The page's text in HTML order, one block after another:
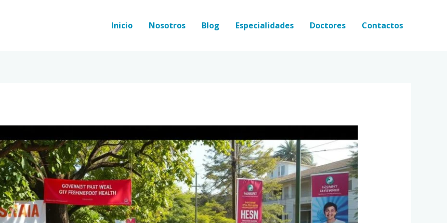
Inicio Nosotros Blog Especialidades Doctores Contactos